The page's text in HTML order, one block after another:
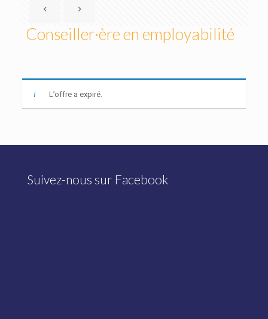
Conseiller·ère en employabilité
L’offre a expiré.
Suivez-nous sur Facebook